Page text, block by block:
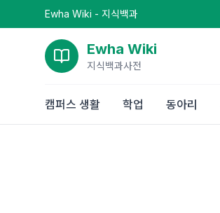
Ewha Wiki - 지식백과
Ewha Wiki
지식백과사전
캠퍼스 생활 학업 동아리